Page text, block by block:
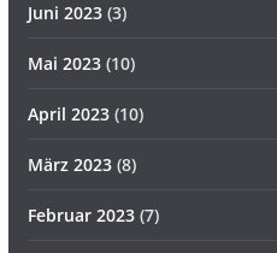
Juni 2023(3)
Mai 2023(10)
April 2023(10)
März 2023(8)
Februar 2023(7)